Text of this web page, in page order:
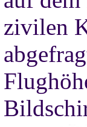
zivilen